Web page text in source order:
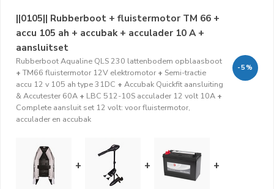
||0105|| Rubberboot + fluistermotor TM 66 +
accu 105 ah + accubak + acculader 10 A +
aansluitset
Rubberboot Aqualine QLS 230 lattenbodem opblaasboot
+ TM66 fluistermotor 12V elektromotor + Semi-tractie
accu 12 v 105 ah type 31DC + Accubak Quickfit aansluiting
& Accutester 60A + LBC 512-10S acculader 12 volt 10A +
Complete aansluit set 12 volt: voor fluistermotor,
acculader en accubak
-5%
+ + +